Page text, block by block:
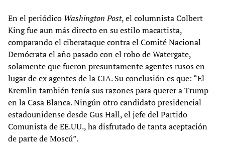
En el periódico Washington Post, el columnista Colbert
King fue aun más directo en su estilo macartista,
comparando el ciberataque contra el Comité Nacional
Demócrata el año pasado con el robo de Watergate,
solamente que fueron presuntamente agentes rusos en
lugar de ex agentes de la CIA. Su conclusión es que: “El
Kremlin también tenía sus razones para querer a Trump
en la Casa Blanca. Ningún otro candidato presidencial
estadounidense desde Gus Hall, el jefe del Partido
Comunista de EE.UU., ha disfrutado de tanta aceptación
de parte de Moscú”.